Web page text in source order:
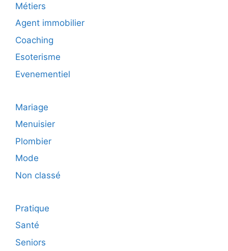
Métiers
Agent immobilier
Coaching
Esoterisme
Evenementiel
Mariage
Menuisier
Plombier
Mode
Non classé
Pratique
Santé
Seniors